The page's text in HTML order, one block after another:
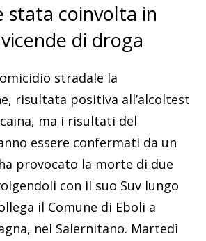
stata coinvolta in
di droga
stradale la
risultata positiva all’alcoltest
ma i risultati del
essere confermati da un
provocato la morte di due
con il suo Suv lungo
il Comune di Eboli a
nel Salernitano. Martedì